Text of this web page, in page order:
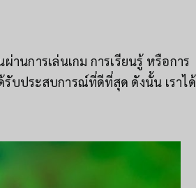
นการเล่นเกม การเรียนรู้ หรือการ
รับประสบการณ์ที่ดีที่สุด ดังนั้น เราได้